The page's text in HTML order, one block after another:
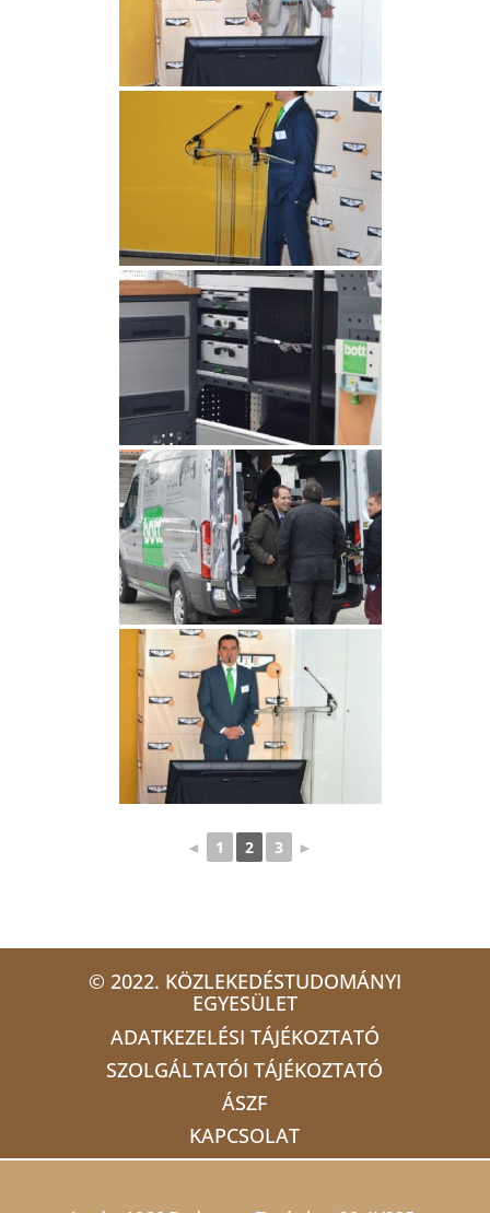
◄ 1 2 3 ►
© 2022. KÖZLEKEDÉSTUDOMÁNYI
EGYESÜLET
ADATKEZELÉSI TÁJÉKOZTATÓ
SZOLGÁLTATÓI TÁJÉKOZTATÓ
ÁSZF
KAPCSOLAT